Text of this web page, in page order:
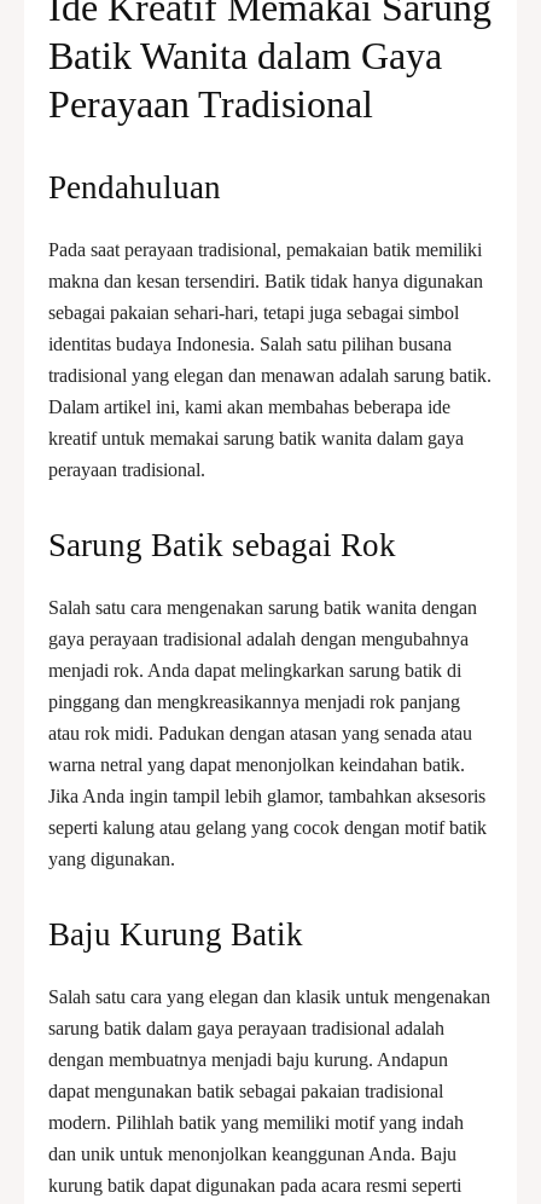
Batik Wanita dalam Gaya
Perayaan Tradisional
Pendahuluan
Pada saat perayaan tradisional, pemakaian batik memiliki
makna dan kesan tersendiri. Batik tidak hanya digunakan
sebagai pakaian sehari-hari, tetapi juga sebagai simbol
identitas budaya Indonesia. Salah satu pilihan busana
tradisional yang elegan dan menawan adalah sarung batik.
Dalam artikel ini, kami akan membahas beberapa ide
kreatif untuk memakai sarung batik wanita dalam gaya
perayaan tradisional.
Sarung Batik sebagai Rok
Salah satu cara mengenakan sarung batik wanita dengan
gaya perayaan tradisional adalah dengan mengubahnya
menjadi rok. Anda dapat melingkarkan sarung batik di
pinggang dan mengkreasikannya menjadi rok panjang
atau rok midi. Padukan dengan atasan yang senada atau
warna netral yang dapat menonjolkan keindahan batik.
Jika Anda ingin tampil lebih glamor, tambahkan aksesoris
seperti kalung atau gelang yang cocok dengan motif batik
yang digunakan.
Baju Kurung Batik
Salah satu cara yang elegan dan klasik untuk mengenakan
sarung batik dalam gaya perayaan tradisional adalah
dengan membuatnya menjadi baju kurung. Andapun
dapat mengunakan batik sebagai pakaian tradisional
modern. Pilihlah batik yang memiliki motif yang indah
dan unik untuk menonjolkan keanggunan Anda. Baju
kurung batik dapat digunakan pada acara resmi seperti